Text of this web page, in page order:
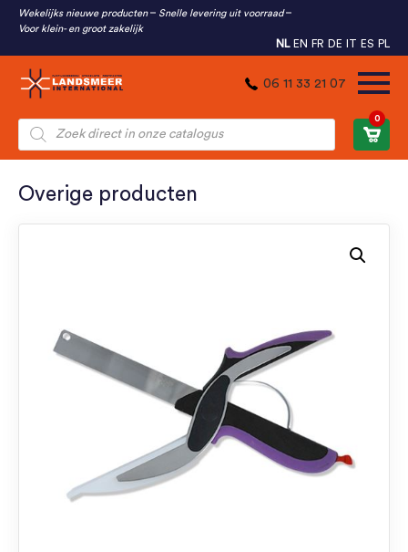
Wekelijks nieuwe producten
Snelle levering uit voorraad
Voor klein- en groot zakelijk
NL EN FR DE IT ES PL
06 11 33 21 07
Producten
zoeken
0
Overige producten